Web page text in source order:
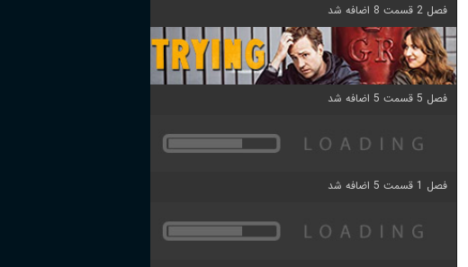
فصل 2 قسمت 8 اضافه شد
فصل 5 قسمت 5 اضافه شد
فصل 1 قسمت 5 اضافه شد